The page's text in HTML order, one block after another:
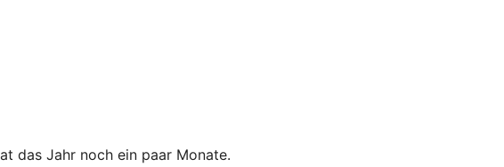
das Jahr noch ein paar Monate.